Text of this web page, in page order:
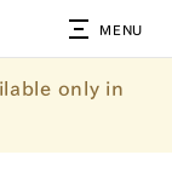
MENU
only in